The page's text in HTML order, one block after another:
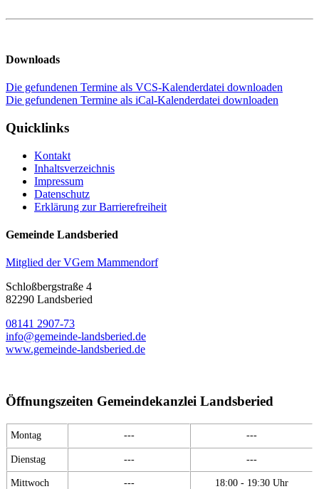
Downloads
Die gefundenen Termine als VCS-Kalenderdatei downloaden
Die gefundenen Termine als iCal-Kalenderdatei downloaden
Quicklinks
Kontakt
Inhaltsverzeichnis
Impressum
Datenschutz
Erklärung zur Barrierefreiheit
Gemeinde Landsberied
Mitglied der VGem Mammendorf
Schloßbergstraße 4
82290 Landsberied
08141 2907-73
info@gemeinde-landsberied.de
www.gemeinde-landsberied.de
Öffnungszeiten Gemeindekanzlei Landsberied
Montag --- ---
Dienstag --- ---
Mittwoch --- 18:00 - 19:30 Uhr